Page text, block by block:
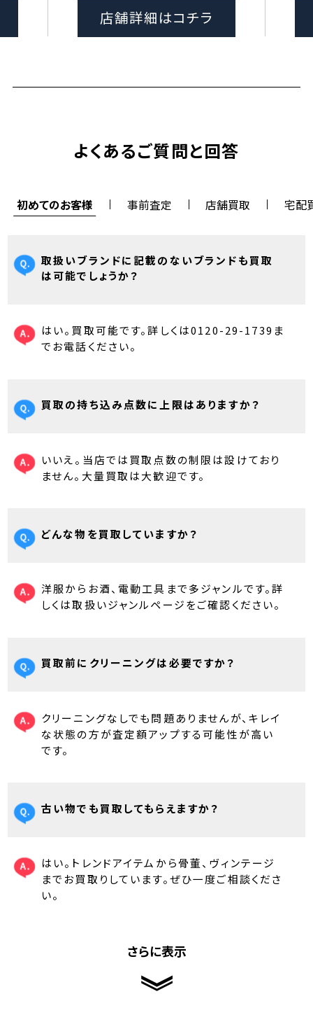
店舗詳細はコチラ
よくあるご質問と回答
初めてのお客様 事前査定 店舗買取 宅配
取扱いブランドに記載のないブランドも買取
は可能でしょうか？
はい。買取可能です。詳しくは0120-29-1739ま
でお電話ください。
買取の持ち込み点数に上限はありますか？
いいえ。当店では買取点数の制限は設けており
ません。大量買取は大歓迎です。
どんな物を買取していますか？
洋服からお酒、電動工具まで多ジャンルです。詳
しくは取扱いジャンルページをご確認ください。
買取前にクリーニングは必要ですか？
クリーニングなしでも問題ありませんが、キレイ
な状態の方が査定額アップする可能性が高い
です。
古い物でも買取してもらえますか？
はい。トレンドアイテムから骨董、ヴィンテージ
までお買取りしています。ぜひ一度ご相談くださ
い。
さらに表示